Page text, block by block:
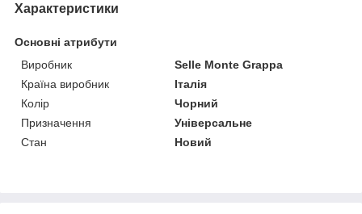
Характеристики
Основні атрибути
Виробник
Selle Monte Grappa
Країна виробник
Італія
Колір
Чорний
Призначення
Універсальне
Стан
Новий